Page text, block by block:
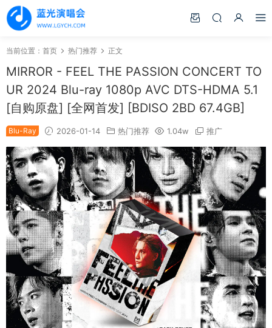
当前位置： 首页 热门推荐 正文
MIRROR - FEEL THE PASSION CONCERT TO
UR 2024 Blu-ray 1080p AVC DTS-HDMA 5.1
[自购原盘] [全网首发] [BDISO 2BD 67.4GB]
Blu-Ray 2026-01-14 热门推荐 1.04w 推广